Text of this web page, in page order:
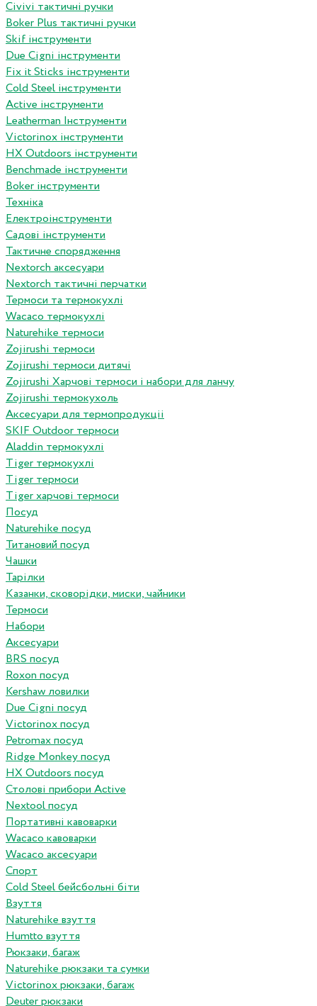
Сivivi тактичні ручки
Boker Plus тактичні ручки
Skif інструменти
Due Cigni інструменти
Fix it Sticks інструменти
Сold Steel інструменти
Active інструменти
Leatherman Інструменти
Victorinox інструменти
HX Outdoors інструменти
Benchmade інструменти
Boker інструменти
Техніка
Електроінструменти
Садові інструменти
Тактичне спорядження
Nextorch аксесуари
Nextorch тактичні перчатки
Термоси та термокухлі
Wacaco термокухлі
Naturehike термоси
Zojirushi термоси
Zojirushi термоси дитячі
Zojirushi Харчові термоси і набори для ланчу
Zojirushi термокухоль
Аксесуари для термопродукціі
SKIF Outdoor термоси
Aladdin термокухлі
Tiger термокухлі
Tiger термоси
Tiger харчові термоси
Посуд
Naturehike посуд
Титановий посуд
Чашки
Тарілки
Казанки, сковорідки, миски, чайники
Термоси
Набори
Аксесуари
BRS посуд
Roxon посуд
Kershaw ловилки
Due Cigni посуд
Victorinox посуд
Petromax посуд
Ridge Monkey посуд
HX Outdoors посуд
Столові прибори Active
Nextool посуд
Портативні кавоварки
Wacaco кавоварки
Wacaco аксесуари
Спорт
Cold Steel бейсбольні біти
Взуття
Naturehike взуття
Humtto взуття
Рюкзаки, багаж
Naturehike рюкзаки та сумки
Victorinox рюкзаки, багаж
Deuter рюкзаки